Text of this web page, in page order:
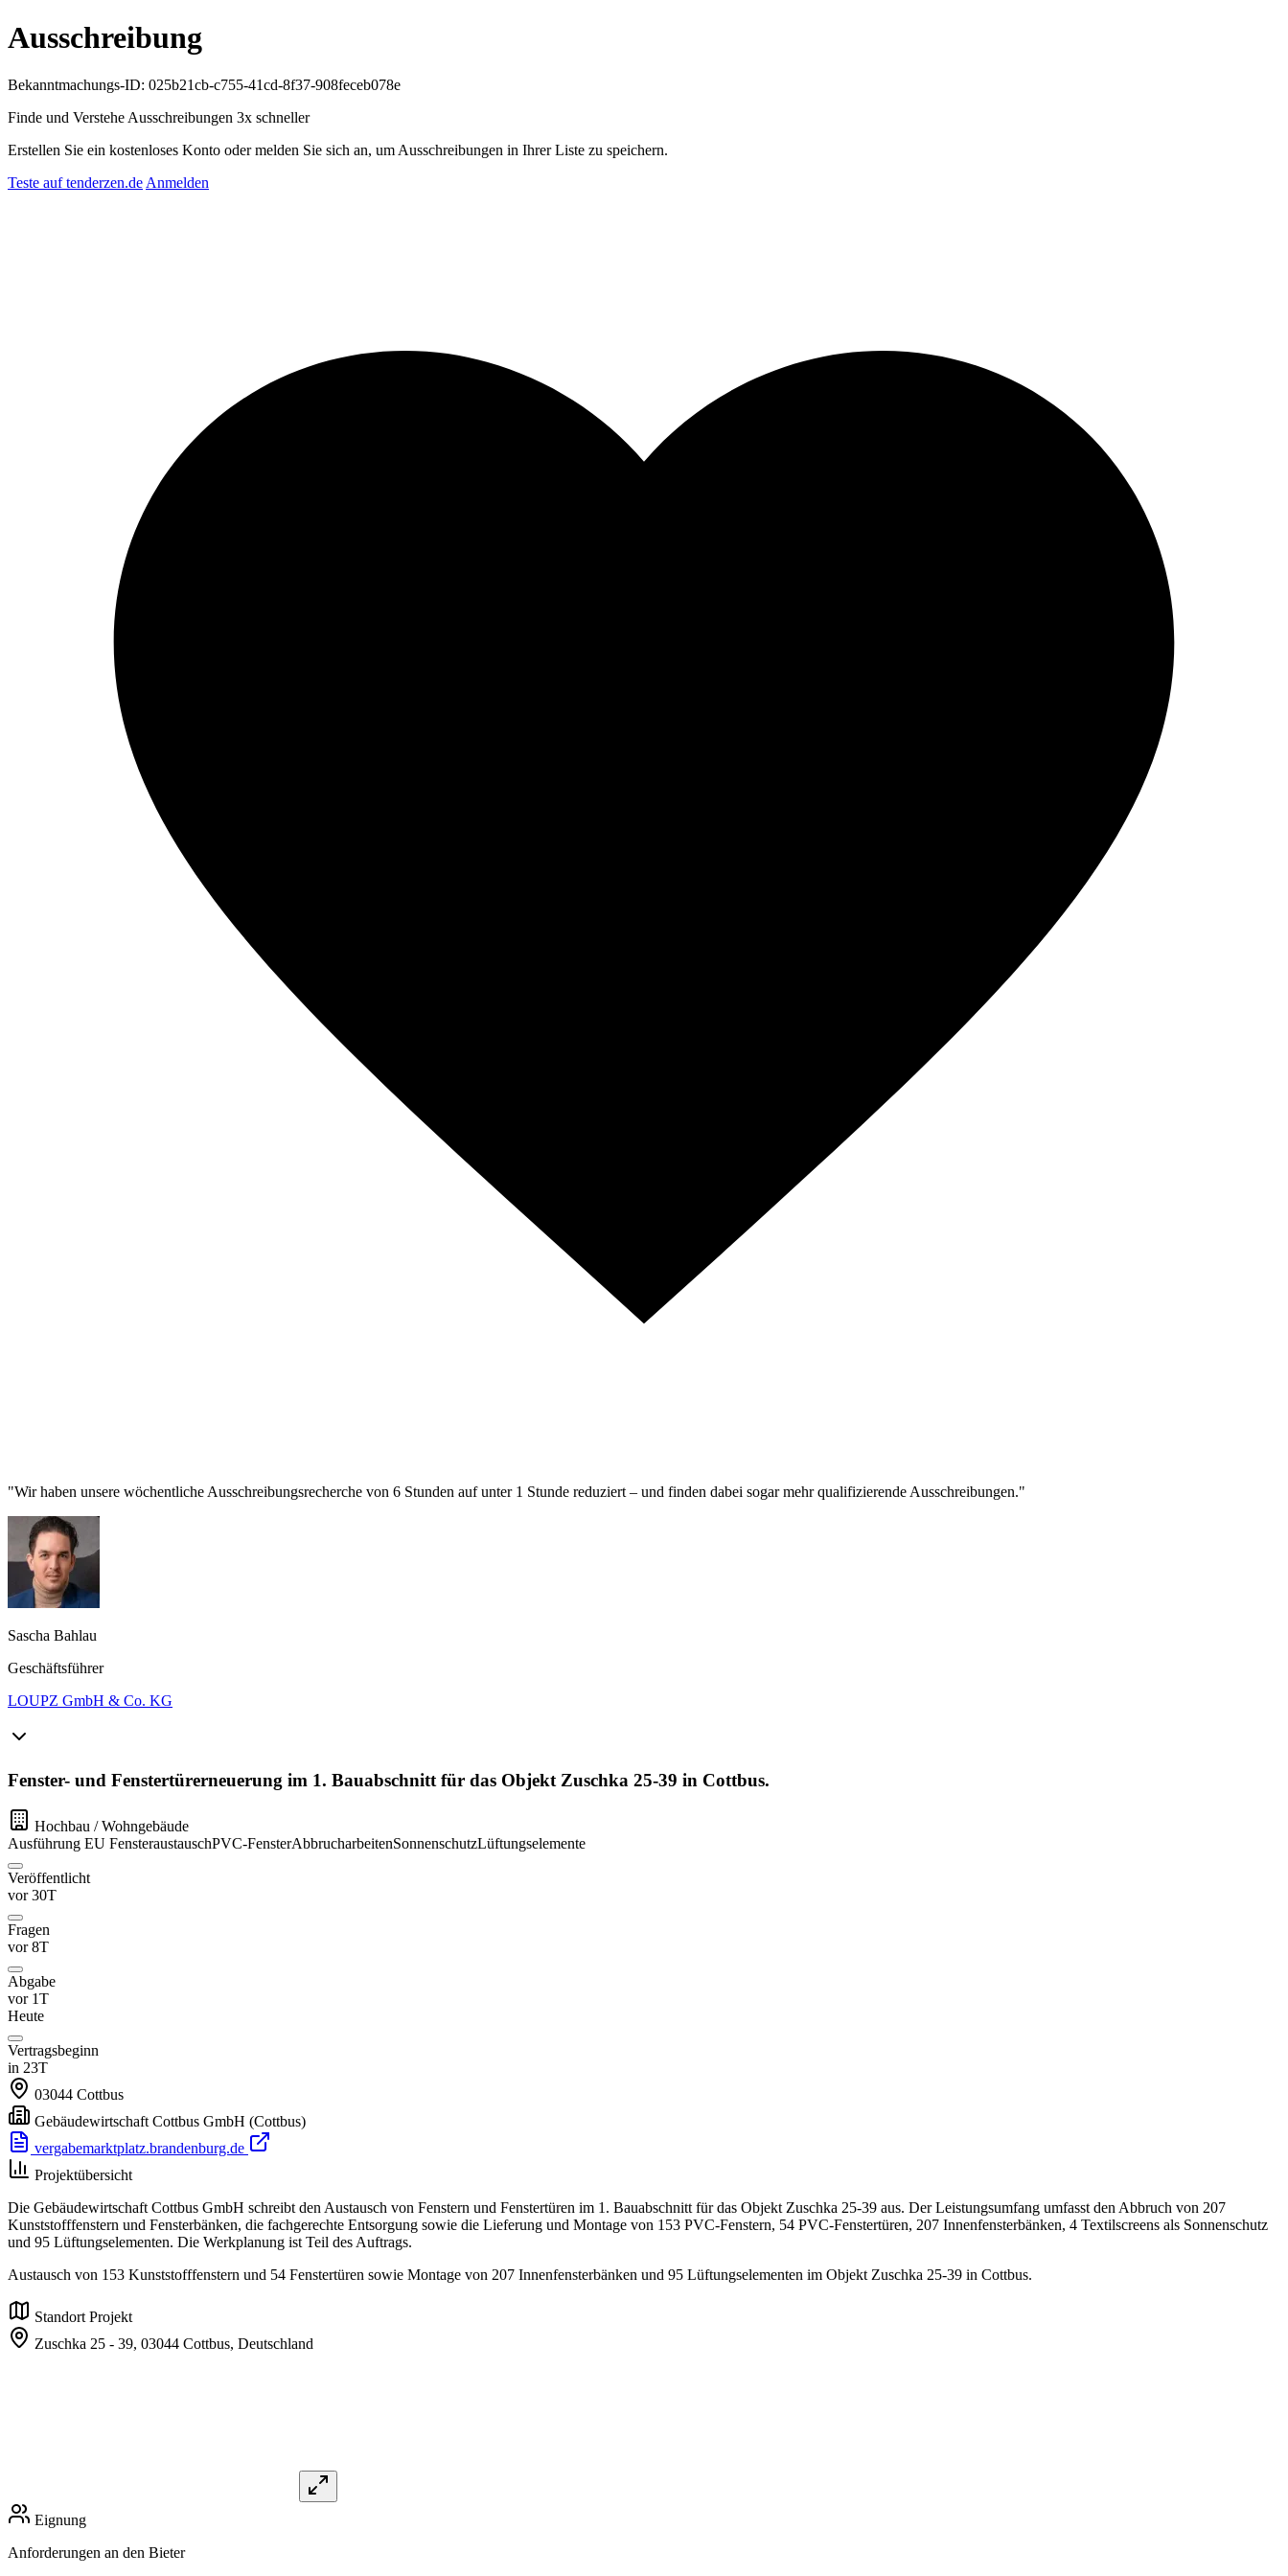
Ausschreibung
Bekanntmachungs-ID: 025b21cb-c755-41cd-8f37-908feceb078e
Finde und Verstehe Ausschreibungen 3x schneller
Erstellen Sie ein kostenloses Konto oder melden Sie sich an, um Ausschreibungen in Ihrer Liste zu speichern.
Teste auf tenderzen.de Anmelden
"Wir haben unsere wöchentliche Ausschreibungsrecherche von 6 Stunden auf unter 1 Stunde reduziert – und finden dabei sogar mehr qualifizierende Ausschreibungen."
Sascha Bahlau
Geschäftsführer
LOUPZ GmbH & Co. KG
Fenster- und Fenstertürerneuerung im 1. Bauabschnitt für das Objekt Zuschka 25-39 in Cottbus.
Hochbau / Wohngebäude
Ausführung EU FensteraustauschPVC-FensterAbbrucharbeitenSonnenschutzLüftungselemente
Veröffentlicht
vor 30T
Fragen
vor 8T
Abgabe
vor 1T
Heute
Vertragsbeginn
in 23T
03044 Cottbus
Gebäudewirtschaft Cottbus GmbH (Cottbus)
vergabemarktplatz.brandenburg.de
Projektübersicht
Die Gebäudewirtschaft Cottbus GmbH schreibt den Austausch von Fenstern und Fenstertüren im 1. Bauabschnitt für das Objekt Zuschka 25-39 aus. Der Leistungsumfang umfasst den Abbruch von 207
Kunststofffenstern und Fensterbänken, die fachgerechte Entsorgung sowie die Lieferung und Montage von 153 PVC-Fenstern, 54 PVC-Fenstertüren, 207 Innenfensterbänken, 4 Textilscreens als Sonnenschutz
und 95 Lüftungselementen. Die Werkplanung ist Teil des Auftrags.
Austausch von 153 Kunststofffenstern und 54 Fenstertüren sowie Montage von 207 Innenfensterbänken und 95 Lüftungselementen im Objekt Zuschka 25-39 in Cottbus.
Standort Projekt
Zuschka 25 - 39, 03044 Cottbus, Deutschland
Eignung
Anforderungen an den Bieter